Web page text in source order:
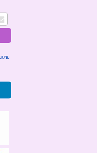
บาย